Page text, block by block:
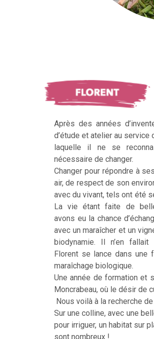
Après des années
d’étude et atelier au service
laquelle il ne se
nécessaire de changer.
Changer pour répondre à
air, de respect de son
avec du vivant, tels ont été
La vie étant faite de
avons eu la chance
avec un maraîcher et un
biodynamie. Il n’en
Florent se lance dans une
maraîchage biologique.
Une année de formation et
Moncrabeau, où le désir de
Nous voilà à la recherche
Sur une colline, avec une
pour irriguer, un habitat sur
sont nombreux !